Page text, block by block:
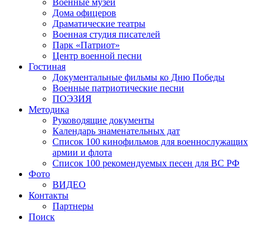
Военные музеи
Дома офицеров
Драматические театры
Военная студия писателей
Парк «Патриот»
Центр военной песни
Гостиная
Документальные фильмы ко Дню Победы
Военные патриотические песни
ПОЭЗИЯ
Методика
Руководящие документы
Календарь знаменательных дат
Список 100 кинофильмов для военнослужащих
армии и флота
Список 100 рекомендуемых песен для ВС РФ
Фото
ВИДЕО
Контакты
Партнеры
Поиск